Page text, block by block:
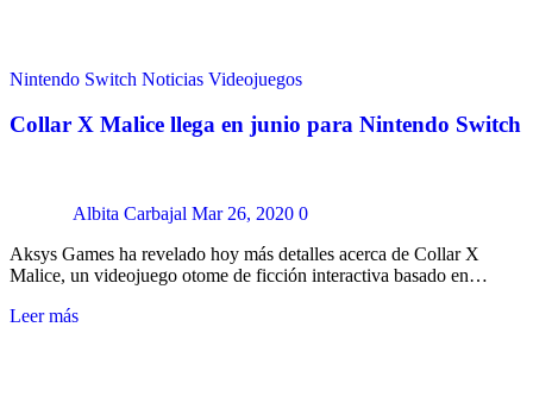
Nintendo Switch Noticias Videojuegos
Collar X Malice llega en junio para Nintendo Switch
Albita Carbajal Mar 26, 2020 0
Aksys Games ha revelado hoy más detalles acerca de Collar X
Malice, un videojuego otome de ficción interactiva basado en…
Leer más